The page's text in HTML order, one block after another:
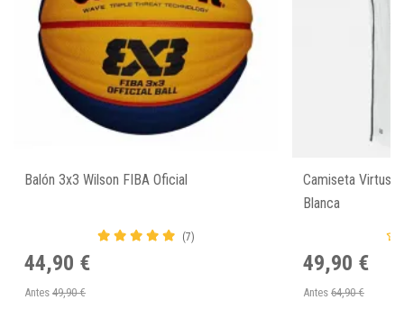
Balón 3x3 Wilson FIBA Oficial
(7)
44,90 €
Antes 49,90 €
Camiseta Virtus
Blanca
49,90 €
Antes 64,90 €